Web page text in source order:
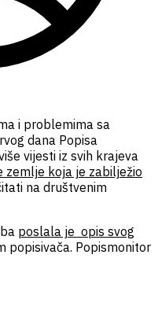
i problemima sa
dana Popisa
vijesti iz svih krajeva
zemlje koja je zabilježio
na društvenim
poslala je opis svog
popisivača. Popismonitor